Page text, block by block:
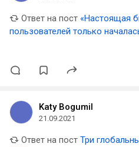
Ответ на пост «Настоящая
пользователей только
Katy Bogumil
21.09.2021
Ответ на пост Три